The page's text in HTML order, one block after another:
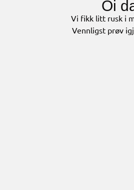
Oi
Vi fikk litt rusk i
Vennligst prøv